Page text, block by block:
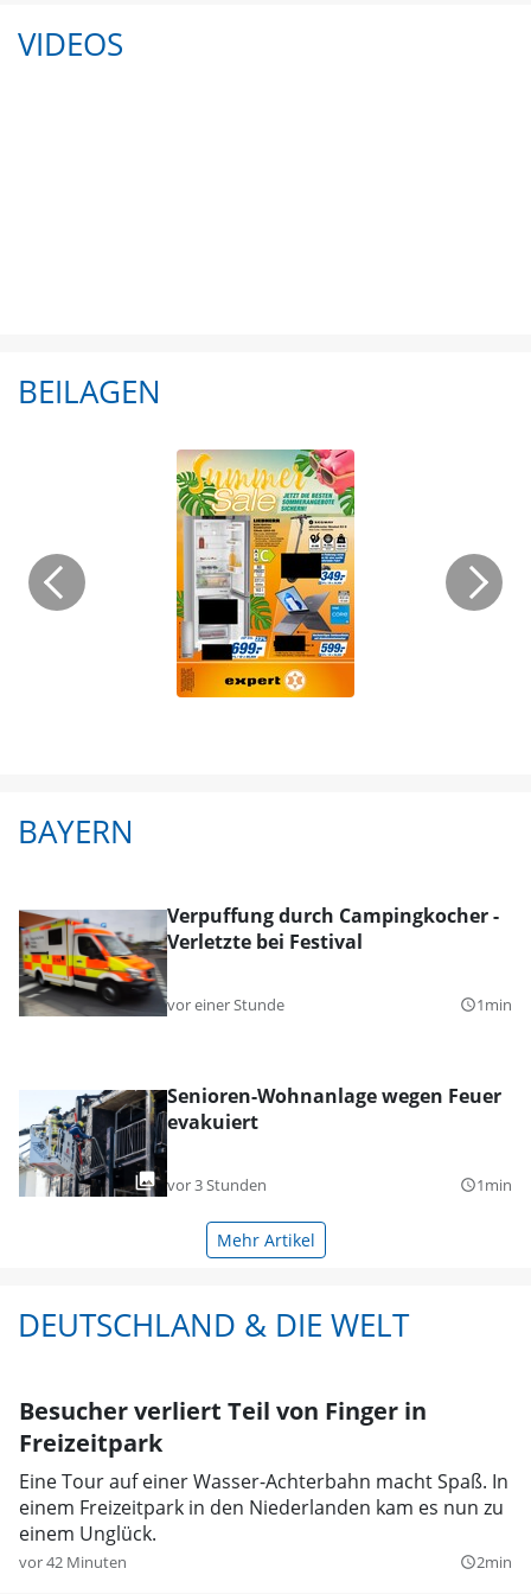
VIDEOS
BEILAGEN
BAYERN
Verpuffung durch Campingkocher -
Verletzte bei Festival
vor einer Stunde query_builder1min
Senioren-Wohnanlage wegen Feuer
evakuiert
vor 3 Stunden query_builder1min
Mehr Artikel
DEUTSCHLAND & DIE WELT
Besucher verliert Teil von Finger in
Freizeitpark
Eine Tour auf einer Wasser-Achterbahn macht Spaß. In
einem Freizeitpark in den Niederlanden kam es nun zu
einem Unglück.
vor 42 Minuten query_builder2min